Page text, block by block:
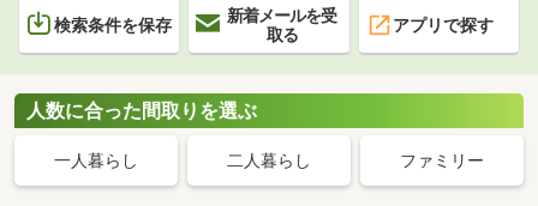
検索条件を保存
新着メールを受
取る
アプリで探す
人数に合った間取りを選ぶ
一人暮らし 二人暮らし ファミリー